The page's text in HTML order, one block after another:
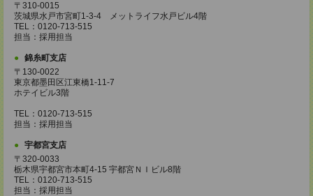
〒310-0015
茨城県水戸市宮町1-3-4 メットライフ水戸ビル4階
TEL：0120-713-515
担当：採用担当
錦糸町支店
〒130-0022
東京都墨田区江東橋1-11-7
ホテイビル3階
TEL：0120-713-515
担当：採用担当
宇都宮支店
〒320-0033
栃木県宇都宮市本町4-15 宇都宮ＮＩビル8階
TEL：0120-713-515
担当：採用担当